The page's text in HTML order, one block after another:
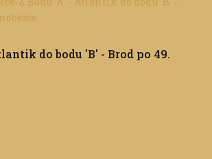
do bodu 'B' - Brod po 49.